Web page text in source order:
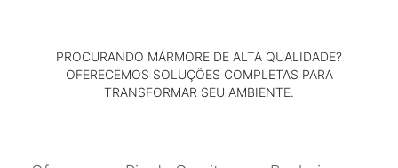
PROCURANDO MÁRMORE DE ALTA QUALIDADE?
OFERECEMOS SOLUÇÕES COMPLETAS PARA
TRANSFORMAR SEU AMBIENTE.